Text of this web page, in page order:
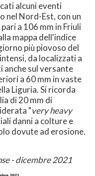
alcuni eventi
Nord-Est, con un
a 106 mm in Friuli
mappa dell'indice
più piovoso del
da localizzati a
sul versante
a 60 mm in vaste
Liguria. Si ricorda
di 20 mm di
"very heavy
danni a colture e
dovute ad erosione.
- dicembre 2021